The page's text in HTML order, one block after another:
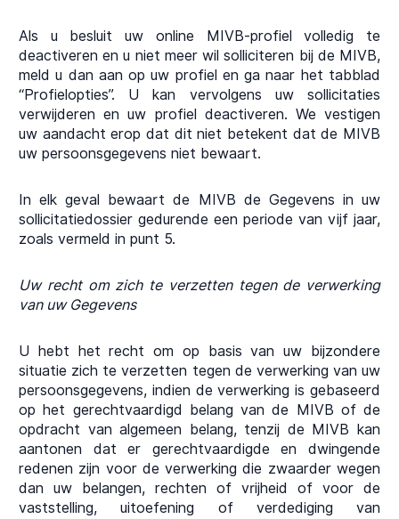
Als u besluit uw online MIVB-profiel volledig te
deactiveren en u niet meer wil solliciteren bij de MIVB,
meld u dan aan op uw profiel en ga naar het tabblad
“Profielopties”. U kan vervolgens uw sollicitaties
verwijderen en uw profiel deactiveren. We vestigen
uw aandacht erop dat dit niet betekent dat de MIVB
uw persoonsgegevens niet bewaart.
In elk geval bewaart de MIVB de Gegevens in uw
sollicitatiedossier gedurende een periode van vijf jaar,
zoals vermeld in punt 5.
Uw recht om zich te verzetten tegen de verwerking
van uw Gegevens
U hebt het recht om op basis van uw bijzondere
situatie zich te verzetten tegen de verwerking van uw
persoonsgegevens, indien de verwerking is gebaseerd
op het gerechtvaardigd belang van de MIVB of de
opdracht van algemeen belang, tenzij de MIVB kan
aantonen dat er gerechtvaardigde en dwingende
redenen zijn voor de verwerking die zwaarder wegen
dan uw belangen, rechten of vrijheid of voor de
vaststelling, uitoefening of verdediging van